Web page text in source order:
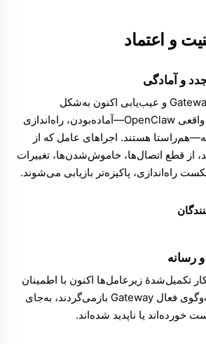
و آمادگی
و عیب‌یابی اکنون به‌شکل
سازگارتری با وضعیت واقعی OpenClaw—آماده‌بودن، راه‌اندازی
هستند. اجراهای عامل که از
از قطع اتصال‌ها، خاموش‌شدن‌ها، تغییرات
راه‌اندازی، پاکیزه‌تر بازیابی می‌شوند.
رسانه
کار تکمیل‌شدهٔ زیرعامل‌ها اکنون با اطمینان
فعال Gateway بازمی‌گردند، به‌جای
خورده‌اند یا ناپدید شده‌اند.